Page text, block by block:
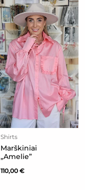
Shirts
Marškiniai
„Amelie”
110,00 €